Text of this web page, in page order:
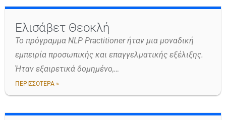
Ελισάβετ Θεοκλή
Το πρόγραμμα NLP Practitioner ήταν μια μοναδική
εμπειρία προσωπικής και επαγγελματικής εξέλιξης.
Ήταν εξαιρετικά δομημένο,…
ΠΕΡΙΣΣΟΤΕΡΑ »